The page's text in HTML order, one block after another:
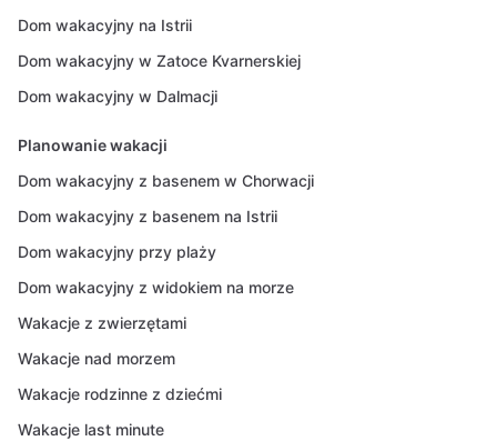
Dom wakacyjny na Istrii
Dom wakacyjny w Zatoce Kvarnerskiej
Dom wakacyjny w Dalmacji
Planowanie wakacji
Dom wakacyjny z basenem w Chorwacji
Dom wakacyjny z basenem na Istrii
Dom wakacyjny przy plaży
Dom wakacyjny z widokiem na morze
Wakacje z zwierzętami
Wakacje nad morzem
Wakacje rodzinne z dziećmi
Wakacje last minute